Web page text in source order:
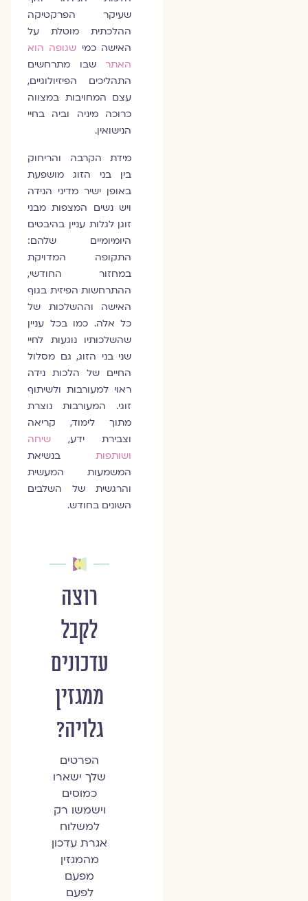
שעיקר הפרקטיקה
ההלכתית מוטלת על
האישה כמישגופה הוא
האתרשבו מתרחשים
התהליכים הפיזיולוגיים,
עצם המחויבות במצווה
כרוכה מיניה וביה בחיי
הנישואין.
מידת הקרבה והריחוק
בין בני הזוג מושפעת
באופן ישיר מדיני הנידה
ויש נשים המצפות מבני
זוגן לגלות עניין בהיבטים
היומיומיים שלהם:
התקופה המדויקת
במחזור החודשי,
ההתרחשות הפיזית בגוף
האישה וההשלכות של
כל אלה. כמו בכל עניין
שהשלכותיו נוגעות לחיי
שני בני הזוג, גם מסלול
החיים של הלכות נידה
ראוי למעורבות ולשיתוף
זוגי. המעורבות נוצרת
מתוך לימוד, קריאה
וצבירת ידע,
שיחה
ושותפות
בנשיאת
המשמעות המעשית
והרגשית של השלבים
השונים בחודש.
רוצה
לקבל
עדכונים
ממגזין
גלויה?
הפרטים
שלך ישארו
כמוסים
וישמשו רק
למשלוח
אגרת עדכון
מהמגזין
מפעם
לפעם